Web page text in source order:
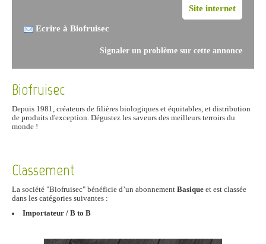
Site internet
Ecrire à Biofruisec
Signaler un problème sur cette annonce
Biofruisec
Depuis 1981, créateurs de filières biologiques et équitables, et distribution
de produits d'exception. Dégustez les saveurs des meilleurs terroirs du
monde !
Classement
La société "Biofruisec" bénéficie d’un abonnement Basique et est classée
dans les catégories suivantes :
Importateur / B to B